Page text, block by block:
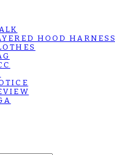
HOOD HARNESS